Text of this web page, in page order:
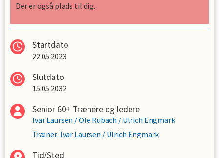
Der er også plads til dig.
Startdato
22.05.2023
Slutdato
15.05.2032
Senior 60+ Trænere og ledere
Ivar Laursen /Ole Rubach / Ulrich Engmark
Træner: Ivar Laursen / Ulrich Engmark
Tid/Sted